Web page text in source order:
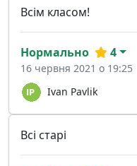
Всім класом!
Ivan Pavlik
Нормально 4
16 червня 2021 о 19:25
Всі старі